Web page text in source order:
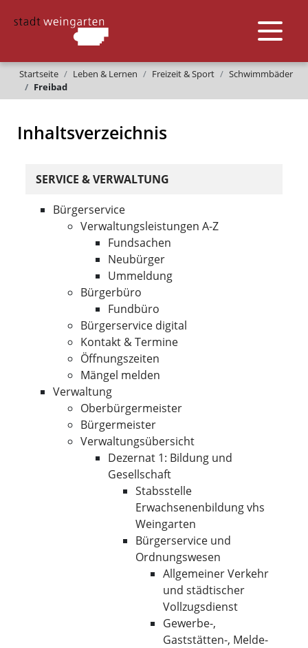
Startseite Leben & Lernen Freizeit & Sport
Schwimmbäder
Freibad
Inhaltsverzeichnis
SERVICE & VERWALTUNG
Bürgerservice
Verwaltungsleistungen A-Z
Fundsachen
Neubürger
Ummeldung
Bürgerbüro
Fundbüro
Bürgerservice digital
Kontakt & Termine
Öffnungszeiten
Mängel melden
Verwaltung
Oberbürgermeister
Bürgermeister
Verwaltungsübersicht
Dezernat 1: Bildung und
Gesellschaft
Stabsstelle
Erwachsenenbildung vhs
Weingarten
Bürgerservice und
Ordnungswesen
Allgemeiner Verkehr
und städtischer
Vollzugsdienst
Gewerbe-,
Gaststätten-, Melde-